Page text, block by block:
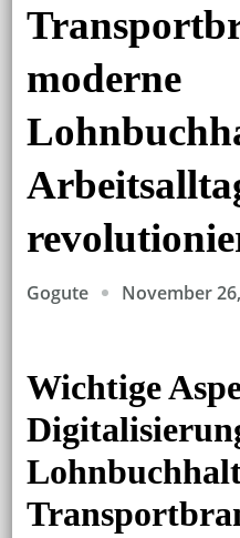
moderne
Gogute November
Wichtige